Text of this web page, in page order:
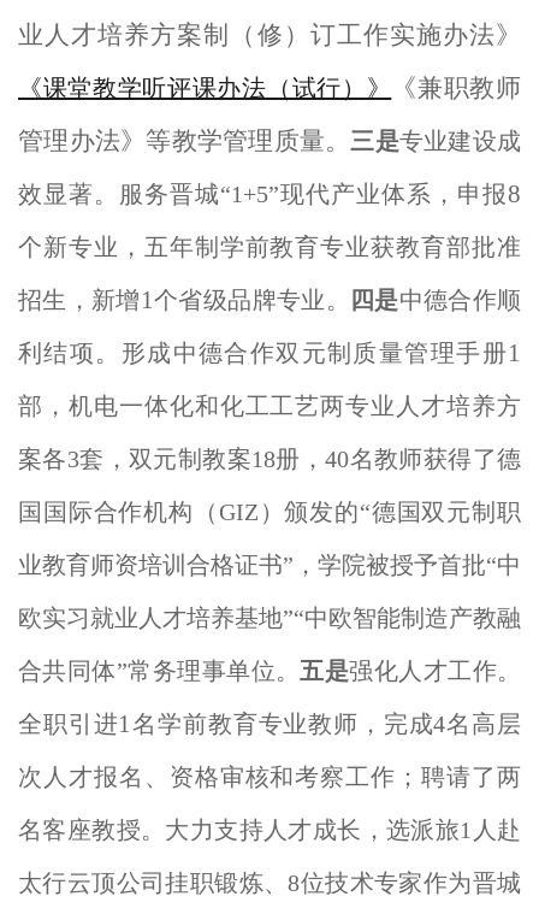
业人才培养方案制（修）订工作实施办法》
《课堂教学听评课办法（试行）》
《兼职教师
管理办法》等教学管理质量。三是专业建设成
效显著。服务晋城“1+5”现代产业体系，申报8
个新专业，五年制学前教育专业获教育部批准
招生，新增1个省级品牌专业。 四是中德合作顺
利结项。形成中德合作双元制质量管理手册1
部，机电一体化和化工工艺两专业人才培养方
案各3套，双元制教案18册，40名教师获得了德
国国际合作机构（GIZ）颁发的“德国双元制职
业教育师资培训合格证书”，学院被授予首批“中
欧实习就业人才培养基地”“中欧智能制造产教融
合共同体”常务理事单位。 五是强化人才工作。
全职引进1名学前教育专业教师，完成4名高层
次人才报名、资格审核和考察工作；聘请了两
名客座教授。大力支持人才成长，选派旅1人赴
太行云顶公司挂职锻炼、8位技术专家作为晋城